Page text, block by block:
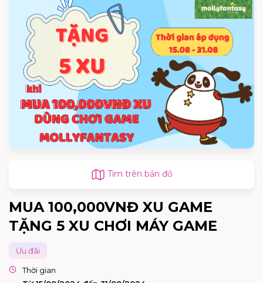
Tìm trên bản đồ
MUA 100,000VNĐ XU GAME
TẶNG 5 XU CHƠI MÁY GAME
Ưu đãi
Thời gian